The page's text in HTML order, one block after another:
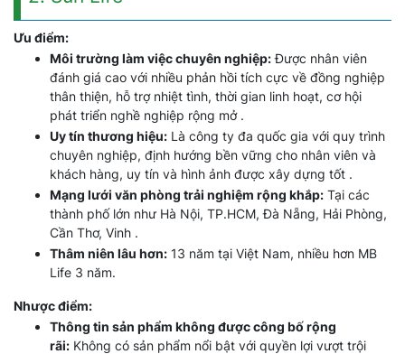
Ưu điểm:
Môi trường làm việc chuyên nghiệp:Được nhân viên
đánh giá cao với nhiều phản hồi tích cực về đồng nghiệp
thân thiện, hỗ trợ nhiệt tình, thời gian linh hoạt, cơ hội
phát triển nghề nghiệp rộng mở .
Uy tín thương hiệu: Là công ty đa quốc gia với quy trình
chuyên nghiệp, định hướng bền vững cho nhân viên và
khách hàng, uy tín và hình ảnh được xây dựng tốt .
Mạng lưới văn phòng trải nghiệm rộng khắp: Tại các
thành phố lớn như Hà Nội, TP.HCM, Đà Nẵng, Hải Phòng,
Cần Thơ, Vinh .
Thâm niên lâu hơn: 13 năm tại Việt Nam, nhiều hơn MB
Life 3 năm.
Nhược điểm:
Thông tin sản phẩm không được công bố rộng
rãi: Không có sản phẩm nổi bật với quyền lợi vượt trội